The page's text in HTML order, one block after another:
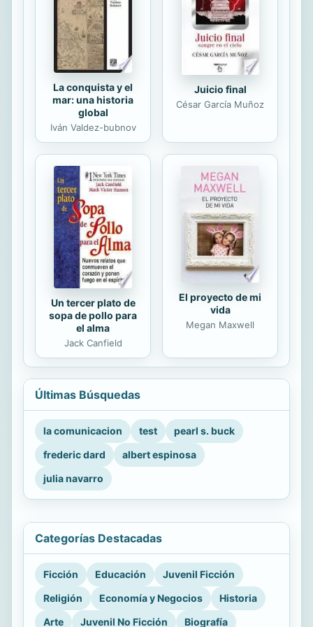
La conquista y el
mar: una historia
global
Iván Valdez-bubnov
Juicio final
César García Muñoz
Un tercer plato de
sopa de pollo para
el alma
Jack Canfield
El proyecto de mi
vida
Megan Maxwell
Últimas Búsquedas
la comunicacion test
pearl s. buck
frederic dard
albert espinosa
julia navarro
Categorías Destacadas
Ficción Educación
Juvenil Ficción
Religión
Economía y Negocios
Historia
Arte
Juvenil No Ficción Biografía